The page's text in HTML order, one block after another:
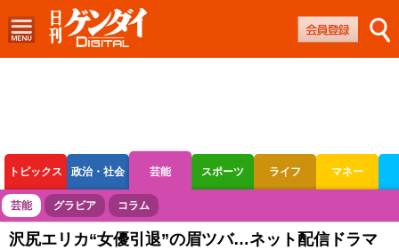
トピックス 政治・社会 芸能 スポーツ ライフ マネー
ボートレース 競輪 オートレース
芸能 グラビア コラム
沢尻エリカ“女優引退”の眉ツバ…ネット配信ドラマ